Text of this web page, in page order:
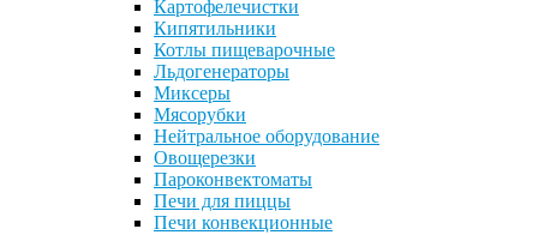
Картофелечистки
Кипятильники
Котлы пищеварочные
Льдогенераторы
Миксеры
Мясорубки
Нейтральное оборудование
Овощерезки
Пароконвектоматы
Печи для пиццы
Печи конвекционные